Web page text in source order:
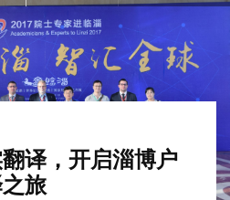
译，开启淄博户
旅